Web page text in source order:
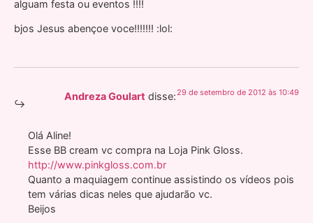
alguam festa ou eventos !!!!
bjos Jesus abençoe voce!!!!!!! :lol:
Andreza Goulart disse: 29 de setembro de 2012 às 10:49
Olá Aline!
Esse BB cream vc compra na Loja Pink Gloss.
http://www.pinkgloss.com.br
Quanto a maquiagem continue assistindo os vídeos pois
tem várias dicas neles que ajudarão vc.
Beijos